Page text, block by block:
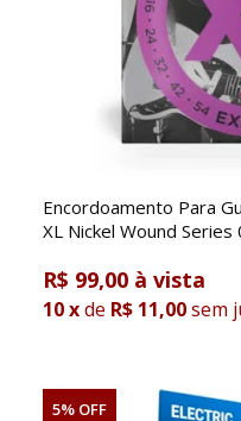
Encordoamento Para
XL Nickel Wound
R$ 99,00
10xde R$ 11,00sem
5% OFF